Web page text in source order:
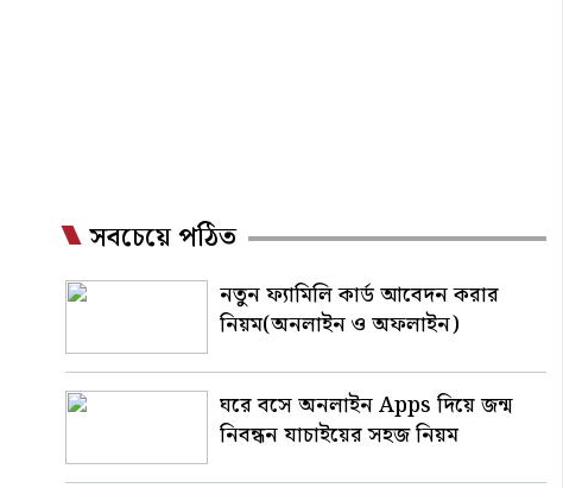
সবচেয়ে পঠিত
নতুন ফ্যামিলি কার্ড আবেদন করার
নিয়ম(অনলাইন ও অফলাইন)
ঘরে বসে অনলাইন Apps দিয়ে জন্ম
নিবন্ধন যাচাইয়ের সহজ নিয়ম